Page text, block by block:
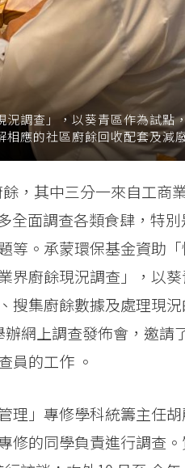
調查」，以葵青區作為試點
應的社區廚餘回收配套及減
，其中三分一來自工商
面調查各類食肆，特別
。承蒙環保基金資助「
界廚餘現況調查」，以
搜集廚餘數據及處理現
網上調查發佈會，邀請
員的工作 。
理」專修學科統籌主任
的同學負責進行調查